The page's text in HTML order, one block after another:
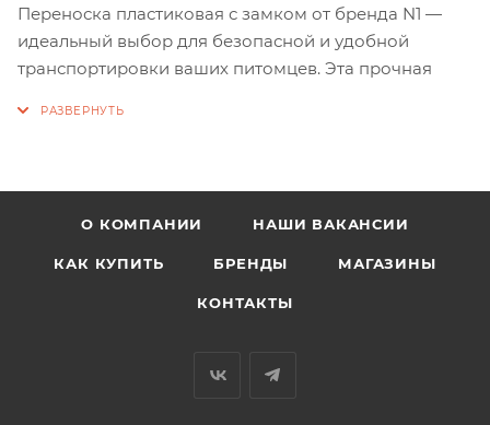
Переноска пластиковая с замком от бренда N1 —
идеальный выбор для безопасной и удобной
транспортировки ваших питомцев. Эта прочная
отличную циркуляцию воздуха, создавая
комфортные условия для вашего питомца во время
запирается, предотвращая случайное открытие, а
Надежные крепления обеспечивают стабильность и
О КОМПАНИИ НАШИ ВАКАНСИИ
КАК КУПИТЬ БРЕНДЫ МАГАЗИНЫ
КОНТАКТЫ